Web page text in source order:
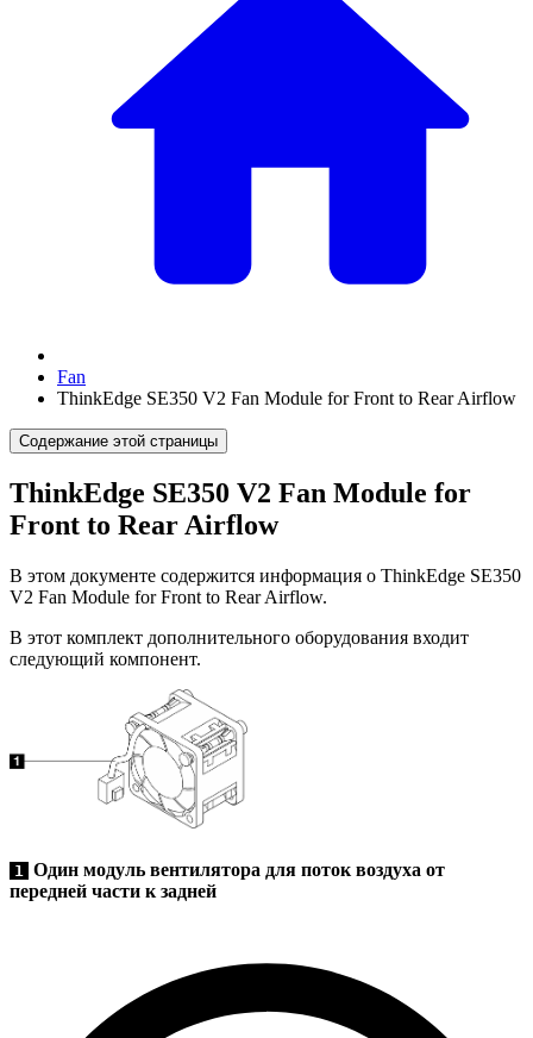
Fan
ThinkEdge SE350 V2 Fan Module for Front to Rear Airflow
Содержание этой страницы
ThinkEdge SE350 V2 Fan Module for
Front to Rear Airflow
В этом документе содержится информация о ThinkEdge SE350
V2 Fan Module for Front to Rear Airflow.
В этот комплект дополнительного оборудования входит
следующий компонент.
1
Один модуль вентилятора для поток воздуха от
передней части к задней